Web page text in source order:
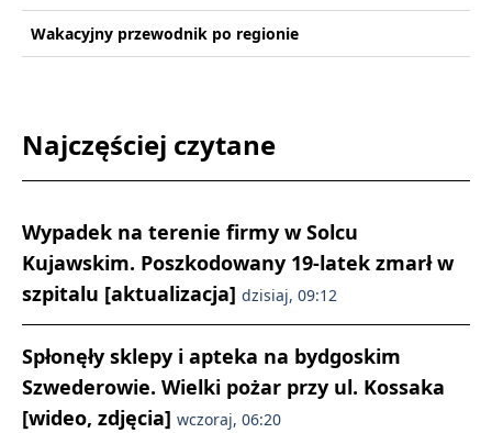
Wakacyjny przewodnik po regionie
Najczęściej czytane
Wypadek na terenie firmy w Solcu
Kujawskim. Poszkodowany 19-latek zmarł w
szpitalu [aktualizacja] dzisiaj, 09:12
Spłonęły sklepy i apteka na bydgoskim
Szwederowie. Wielki pożar przy ul. Kossaka
[wideo, zdjęcia] wczoraj, 06:20